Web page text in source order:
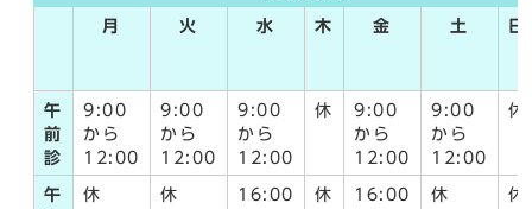
月 火 水 木 金 土 日
午
前
診
9:00
から
12:00
9:00
から
12:00
9:00
から
12:00
休
9:00
から
12:00
9:00
から
12:00
休
午
休 休
16:00
休
16:00
休 休